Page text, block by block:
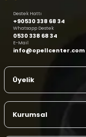
Destek Hattı
+90530 338 68 34
Whatsapp Destek
0530 338 68 34
E-Mail
info@opellcenter.com
Üyelik
Kurumsal